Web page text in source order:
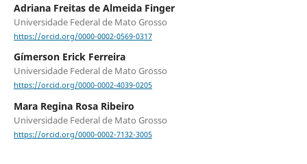
Adriana Freitas de Almeida Finger
Universidade Federal de Mato Grosso
https://orcid.org/0000-0002-0569-0317
Gímerson Erick Ferreira
Universidade Federal de Mato Grosso
https://orcid.org/0000-0002-4039-0205
Mara Regina Rosa Ribeiro
Universidade Federal de Mato Grosso
https://orcid.org/0000-0002-7132-3005